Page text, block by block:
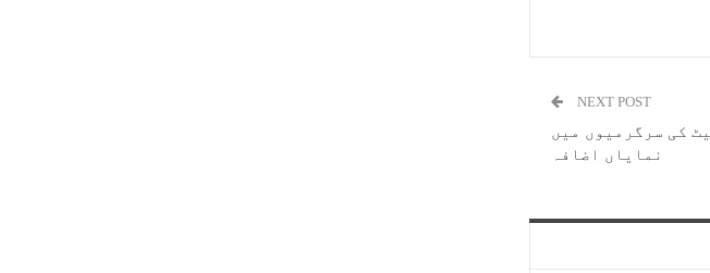
NEXT POST
کی سرگرمیوں میں
نمایاں اضافہ